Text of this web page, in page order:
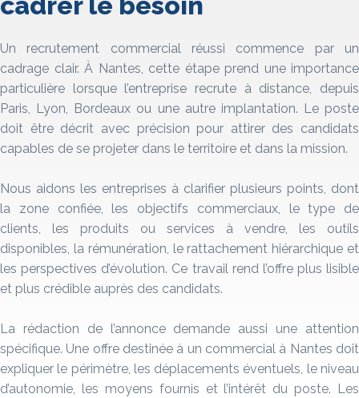
Un recrutement commercial réussi commence par un
cadrage clair. À Nantes, cette étape prend une importance
particulière lorsque l’entreprise recrute à distance, depuis
Paris, Lyon, Bordeaux ou une autre implantation. Le poste
doit être décrit avec précision pour attirer des candidats
capables de se projeter dans le territoire et dans la mission.
Nous aidons les entreprises à clarifier plusieurs points, dont
la zone confiée, les objectifs commerciaux, le type de
clients, les produits ou services à vendre, les outils
disponibles, la rémunération, le rattachement hiérarchique et
les perspectives d’évolution. Ce travail rend l’offre plus lisible
et plus crédible auprès des candidats.
La rédaction de l’annonce demande aussi une attention
spécifique. Une offre destinée à un commercial à Nantes doit
expliquer le périmètre, les déplacements éventuels, le niveau
d’autonomie, les moyens fournis et l’intérêt du poste. Les